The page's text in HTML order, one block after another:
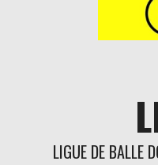
LIGUE DE BALLE